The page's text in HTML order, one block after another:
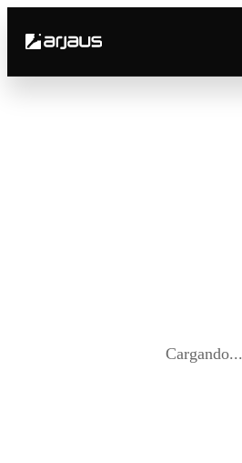
Cargando...